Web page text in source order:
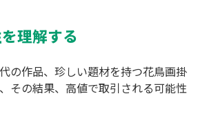
理解する
の作品、 珍しい題材を持つ花鳥画掛
その結果、高値で取引される可能性